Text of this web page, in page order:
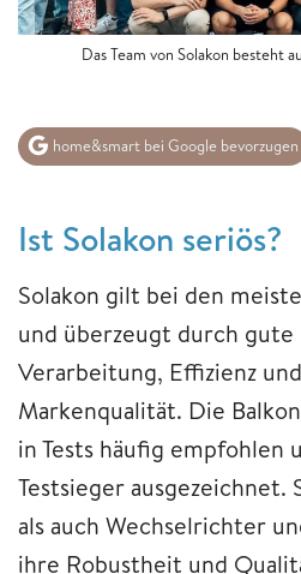
Das Team von Solakon besteht
home&smart bei Google bevorzugen
Ist Solakon seriös?
Solakon gilt bei den
und überzeugt durch
Verarbeitung, Effizienz
Markenqualität. Die
in Tests häufig empfohlen
Testsieger ausgezeichnet.
als auch Wechselrichter
ihre Robustheit und